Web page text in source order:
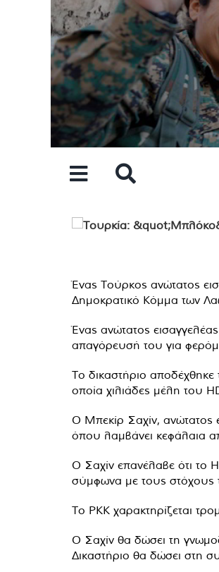
Ένας Τούρκος ανώτατος
Δημοκρατικό Κόμμα των
Ένας ανώτατος
απαγόρευσή του για
Το δικαστήριο
οποία χιλιάδες μέλη του
Ο Μπεκίρ Σαχίν, ανώτατος
όπου λαμβάνει κεφάλαια
Ο Σαχίν επανέλαβε ότι το
σύμφωνα με τους στόχους
Το PKK χαρακτηρίζεται
Ο Σαχίν θα δώσει τη
Δικαστήριο θα δώσει στη